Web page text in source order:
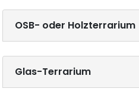
OSB- oder Holzterrarium
Glas-Terrarium